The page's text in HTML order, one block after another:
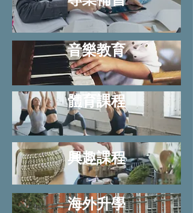
音樂教育
體育課程
興趣課程
海外升學